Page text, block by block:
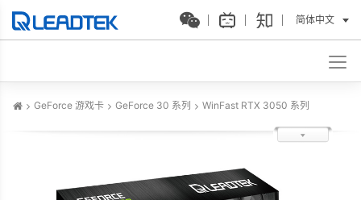
简体中文
GeForce 游戏卡 GeForce 30 系列 WinFast RTX 3050 系列